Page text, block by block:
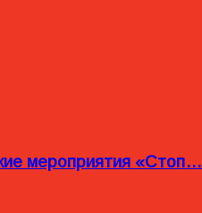
мероприятия «Стоп…